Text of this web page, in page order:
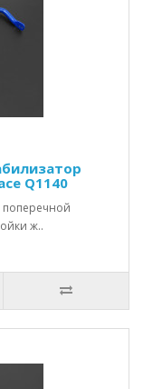
Q1140
поперечной
ж..